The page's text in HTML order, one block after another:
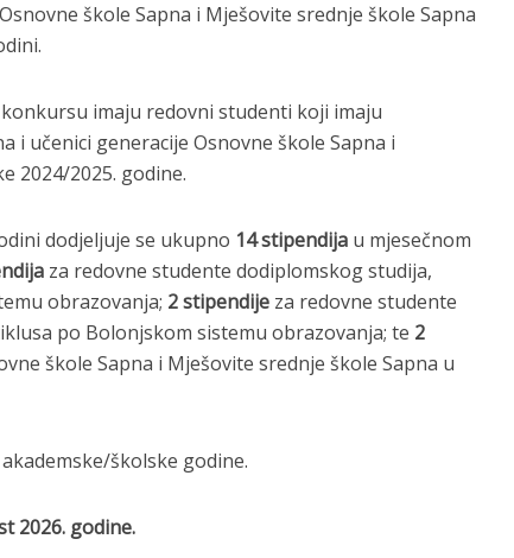
škole Sapna i Mješovite srednje škole Sapna
imaju redovni studenti koji imaju
i učenici generacije Osnovne škole Sapna i
2024/2025. godine.
dodjeljuje se ukupno 14 stipendija u mjesečnom
za redovne studente dodiplomskog studija,
obrazovanja; 2 stipendije za redovne studente
po Bolonjskom sistemu obrazovanja; te 2
škole Sapna i Mješovite srednje škole Sapna u
akademske/školske godine.
2026. godine.